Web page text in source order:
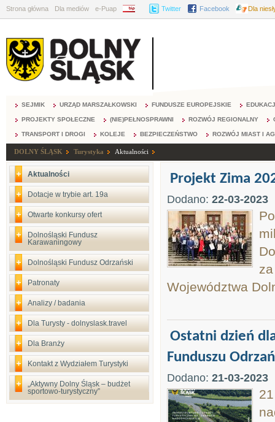
Strona główna Dla mediów e-Puap BIP Twitter Facebook Dla
SEJMIK URZĄD MARSZAŁKOWSKI FUNDUSZE EUROPEJSKIE
PROJEKTY SPOŁECZNE (NIE)PEŁNOSPRAWNI ROZWÓJ REGIONALNY
TRANSPORT I DROGI KOLEJE BEZPIECZEŃSTWO ROZWÓJ MIAST I
DOLNY ŚLĄSK Turystyka Aktualności
Aktualności
Dotacje w trybie art. 19a
Otwarte konkursy ofert
Dolnośląski Fundusz
Karawaningowy
Dolnośląski Fundusz Odrzański
Patronaty
Analizy / badania
Dla Turysty - dolnyslask.travel
Dla Branży
Kontakt z Wydziałem Turystyki
„Aktywny Dolny Śląsk – budżet
sportowo-turystyczny”
Projekt Zima
Dodano: 22-03-2023
Województwa
Ostatni dzień
Funduszu
Dodano: 21-03-2023